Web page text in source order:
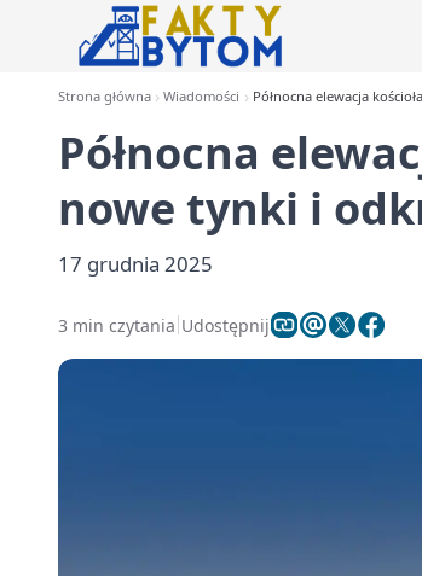
Strona główna Wiadomości Północna elewacja
Północna
nowe tynki i
17 grudnia 2025
3 min czytania Udostępnij